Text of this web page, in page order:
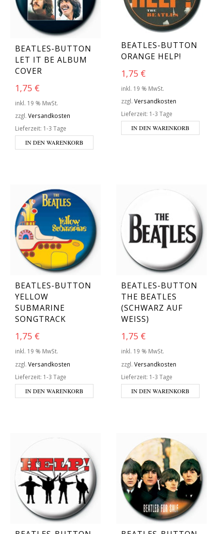
BEATLES-BUTTON
LET IT BE ALBUM
COVER
1,75 €
inkl. 19 % MwSt.
zzgl. Versandkosten
Lieferzeit: 1-3 Tage
IN DEN WARENKORB
BEATLES-BUTTON
ORANGE HELP!
1,75 €
inkl. 19 % MwSt.
zzgl. Versandkosten
Lieferzeit: 1-3 Tage
IN DEN WARENKORB
BEATLES-BUTTON
YELLOW
SUBMARINE
SONGTRACK
1,75 €
inkl. 19 % MwSt.
zzgl. Versandkosten
Lieferzeit: 1-3 Tage
IN DEN WARENKORB
BEATLES-BUTTON
THE BEATLES
(SCHWARZ AUF
WEISS)
1,75 €
inkl. 19 % MwSt.
zzgl. Versandkosten
Lieferzeit: 1-3 Tage
IN DEN WARENKORB